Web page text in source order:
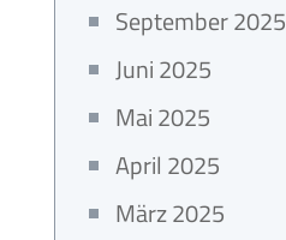
September 2025
Juni 2025
Mai 2025
April 2025
März 2025